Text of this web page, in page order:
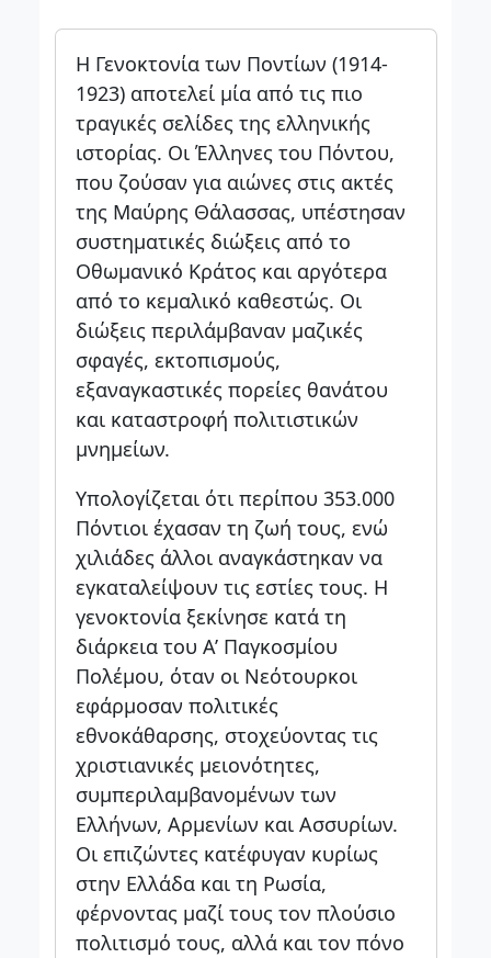
Η Γενοκτονία των Ποντίων (1914-
1923) αποτελεί μία από τις πιο
τραγικές σελίδες της ελληνικής
ιστορίας. Οι Έλληνες του Πόντου,
που ζούσαν για αιώνες στις ακτές
της Μαύρης Θάλασσας, υπέστησαν
συστηματικές διώξεις από το
Οθωμανικό Κράτος και αργότερα
από το κεμαλικό καθεστώς. Οι
διώξεις περιλάμβαναν μαζικές
σφαγές, εκτοπισμούς,
εξαναγκαστικές πορείες θανάτου
και καταστροφή πολιτιστικών
μνημείων.
Υπολογίζεται ότι περίπου 353.000
Πόντιοι έχασαν τη ζωή τους, ενώ
χιλιάδες άλλοι αναγκάστηκαν να
εγκαταλείψουν τις εστίες τους. Η
γενοκτονία ξεκίνησε κατά τη
διάρκεια του Α’ Παγκοσμίου
Πολέμου, όταν οι Νεότουρκοι
εφάρμοσαν πολιτικές
εθνοκάθαρσης, στοχεύοντας τις
χριστιανικές μειονότητες,
συμπεριλαμβανομένων των
Ελλήνων, Αρμενίων και Ασσυρίων.
Οι επιζώντες κατέφυγαν κυρίως
στην Ελλάδα και τη Ρωσία,
φέρνοντας μαζί τους τον πλούσιο
πολιτισμό τους, αλλά και τον πόνο